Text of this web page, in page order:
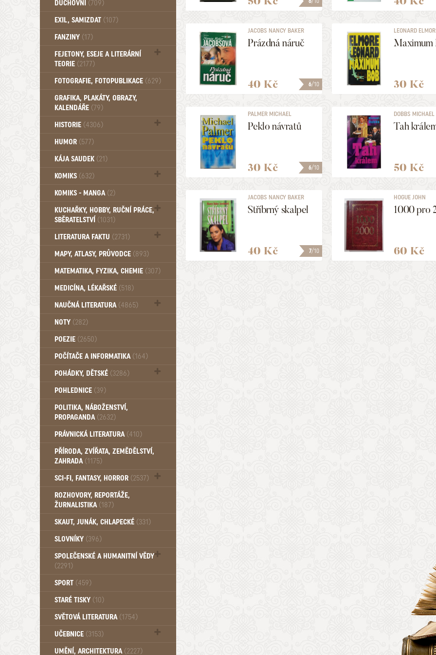
DUCHOVNÍ (709)
Okultismus (110)
EXIL, SAMIZDAT (107)
FANZINY (17)
FEJETONY, ESEJE A LITERÁRNÍ
TEORIE (2177)
Citáty, aforismy, snáře, přísloví,
FOTOGRAFIE, FOTOPUBLIKACE (629)
GRAFIKA, PLAKÁTY, OBRAZY,
KALENDÁŘE (79)
HISTORIE (4306)
Mytologie, Mýty, Báje, Pověsti (203)
HUMOR (577)
KÁJA SAUDEK (21)
KOMIKS (632)
Komiks - Čtyřlístek (232)
KOMIKS - MANGA (2)
KUCHAŘKY, HOBBY, RUČNÍ PRÁCE,
SBĚRATELSTVÍ (1031)
Dům a byt (102)
LITERATURA FAKTU (2731)
Katalogy (503)
MAPY, ATLASY, PRŮVODCE (893)
MATEMATIKA, FYZIKA, CHEMIE (307)
MEDICÍNA, LÉKAŘSKÉ (518)
NAUČNÁ LITERATURA (4865)
Zdraví a zdraví životní styl (510)
NOTY (282)
POEZIE (2650)
POČÍTAČE A INFORMATIKA (164)
POHÁDKY, DĚTSKÉ (3286)
Pro děti a mládež (2882)
Pohádky, Dětské - Od roku 1949 (257)
POHLEDNICE (39)
POLITIKA, NÁBOŽENSTVÍ,
PROPAGANDA (2632)
PRÁVNICKÁ LITERATURA (410)
PŘÍRODA, ZVÍŘATA, ZEMĚDĚLSTVÍ,
ZAHRADA (1175)
SCI-FI, FANTASY, HORROR (2537)
UFO (14)
ROZHOVORY, REPORTÁŽE,
ŽURNALISTIKA (187)
SKAUT, JUNÁK, CHLAPECKÉ (331)
SLOVNÍKY (396)
SPOLEČENSKÉ A HUMANITNÍ VĚDY
(2291)
Pedagogika (191)
Psychologie a osobní rozvoj (760)
SPORT (459)
STARÉ TISKY (10)
SVĚTOVÁ LITERATURA (1754)
UČEBNICE (3153)
Učebnice - Jazykové (1297)
UMĚNÍ, ARCHITEKTURA (2227)
6/10
JACOBS NANCY BAKER
Prázdná náruč
40 Kč
LEONARD
Maximum
30 Kč
6/10
PALMER MICHAEL
Peklo návratů
30 Kč
DOBBS MICHAEL
Tah
50 Kč
7/10
JACOBS NANCY BAKER
Stříbrný skalpel
40 Kč
HOGUE JOHN
1000 pro
60 Kč